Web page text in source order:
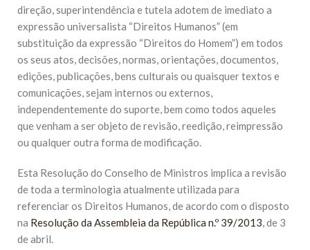
direção, superintendência e tutela adotem de imediato a
expressão universalista “Direitos Humanos” (em
substituição da expressão “Direitos do Homem”) em todos
os seus atos, decisões, normas, orientações, documentos,
edições, publicações, bens culturais ou quaisquer textos e
comunicações, sejam internos ou externos,
independentemente do suporte, bem como todos aqueles
que venham a ser objeto de revisão, reedição, reimpressão
ou qualquer outra forma de modificação.
Esta Resolução do Conselho de Ministros implica a revisão
de toda a terminologia atualmente utilizada para
referenciar os Direitos Humanos, de acordo com o disposto
na Resolução da Assembleia da República n.º 39/2013, de 3
de abril.